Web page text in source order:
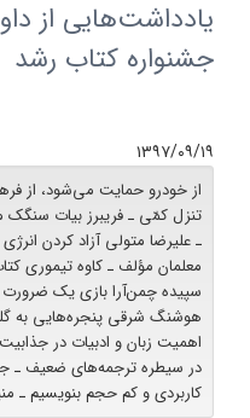
یادداشت‌هایی از
جشنواره کتاب رشد‌
۱۳۹۷/۰۹/۱۹
از خودرو حمایت می‌شود، از
تنزل کمّی ـ فریبرز بیات
ـ علیرضا متولی آزاد کردن
معلمان مؤلف ـ کاوه تیموری
سپیده چمن‌آرا بازی یک ضرورت
هوشنگ شرقی پنجره‌هایی به
اهمیت زبان و ادبیات در جذابیت
در سیطره ترجمه‌های ضعیف ـ
کاربردی و کم حجم بنویسیم ـ